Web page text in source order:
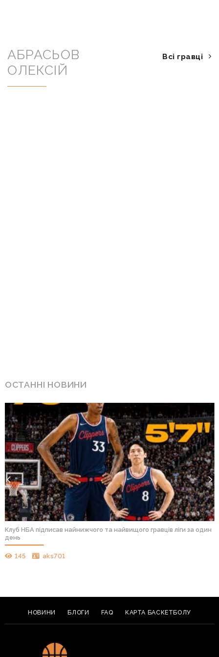
АБРАСЬОВ
ОЛЕКСІЙ
Всі гравці
ОСТАННІ НОВИНИ
Клуб НБА підписав найнижчого та найвищого гравців ліги за один
день
145 aks701
НОВИНИ БЛОГИ FAQ КАРТА БАСКЕТБОЛУ